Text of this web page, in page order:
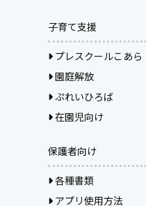
子育て支援
プレスクールこあら
園庭解放
ぷれいひろば
在園児向け
保護者向け
各種書類
アプリ使用方法